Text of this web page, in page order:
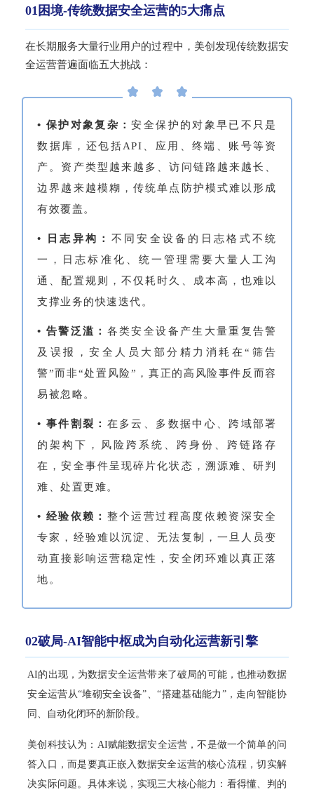
01困境-传统数据安全运营的5大痛点
在长期服务大量行业用户的过程中，美创发现传统数据安
全运营普遍面临五大挑战：
• 保护对象复杂：安全保护的对象早已不只是
数据库，还包括API、应用、终端、账号等资
产。资产类型越来越多、访问链路越来越长、
边界越来越模糊，传统单点防护模式难以形成
有效覆盖。
• 日志异构： 不同安全设备的日志格式不统
一，日志标准化、统一管理需要大量人工沟
通、配置规则，不仅耗时久、成本高，也难以
支撑业务的快速迭代。
• 告警泛滥： 各类安全设备产生大量重复告警
及误报，安全人员大部分精力消耗在“筛告
警”而非“处置风险”，真正的高风险事件反而容
易被忽略。
• 事件割裂： 在多云、多数据中心、跨域部署
的架构下，风险跨系统、跨身份、跨链路存
在，安全事件呈现碎片化状态，溯源难、研判
难、处置更难。
• 经验依赖： 整个运营过程高度依赖资深安全
专家，经验难以沉淀、无法复制，一旦人员变
动直接影响运营稳定性，安全闭环难以真正落
地。
02破局-AI智能中枢成为自动化运营新引擎
AI的出现，为数据安全运营带来了破局的可能，也推动数据
安全运营从“堆砌安全设备”、“搭建基础能力”，走向智能协
同、自动化闭环的新阶段。
美创科技认为：AI赋能数据安全运营，不是做一个简单的问
答入口，而是要真正嵌入数据安全运营的核心流程，切实解
决实际问题。具体来说，实现三大核心能力：看得懂、判的